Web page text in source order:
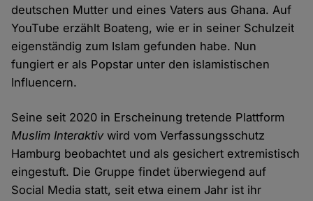
deutschen Mutter und eines Vaters aus Ghana. Auf
YouTube erzählt Boateng, wie er in seiner Schulzeit
eigenständig zum Islam gefunden habe. Nun
fungiert er als Popstar unter den islamistischen
Influencern.
Seine seit 2020 in Erscheinung tretende Plattform
Muslim Interaktivwird vom Verfassungsschutz
Hamburg beobachtet und als gesichert extremistisch
eingestuft. Die Gruppe findet überwiegend auf
Social Media statt, seit etwa einem Jahr ist ihr